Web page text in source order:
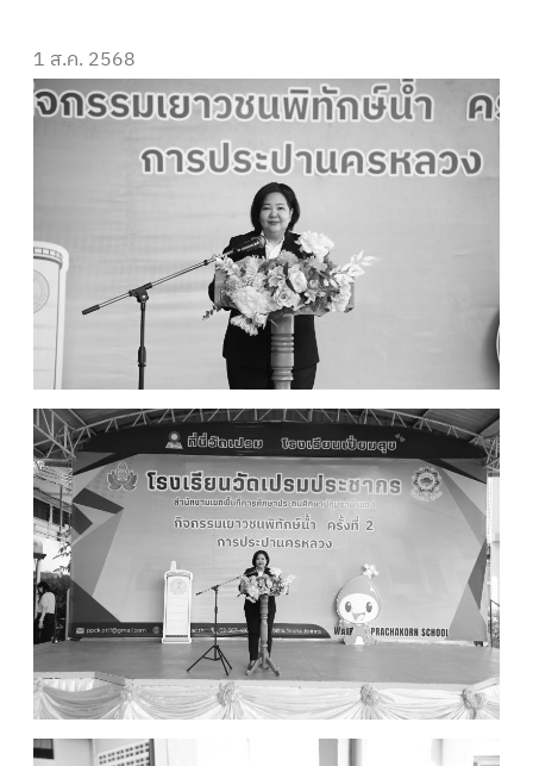
1 ส.ค. 2568